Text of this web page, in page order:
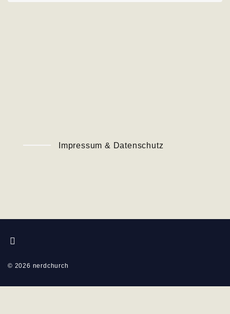
Impressum & Datenschutz
YouTube
© 2026 nerdchurch